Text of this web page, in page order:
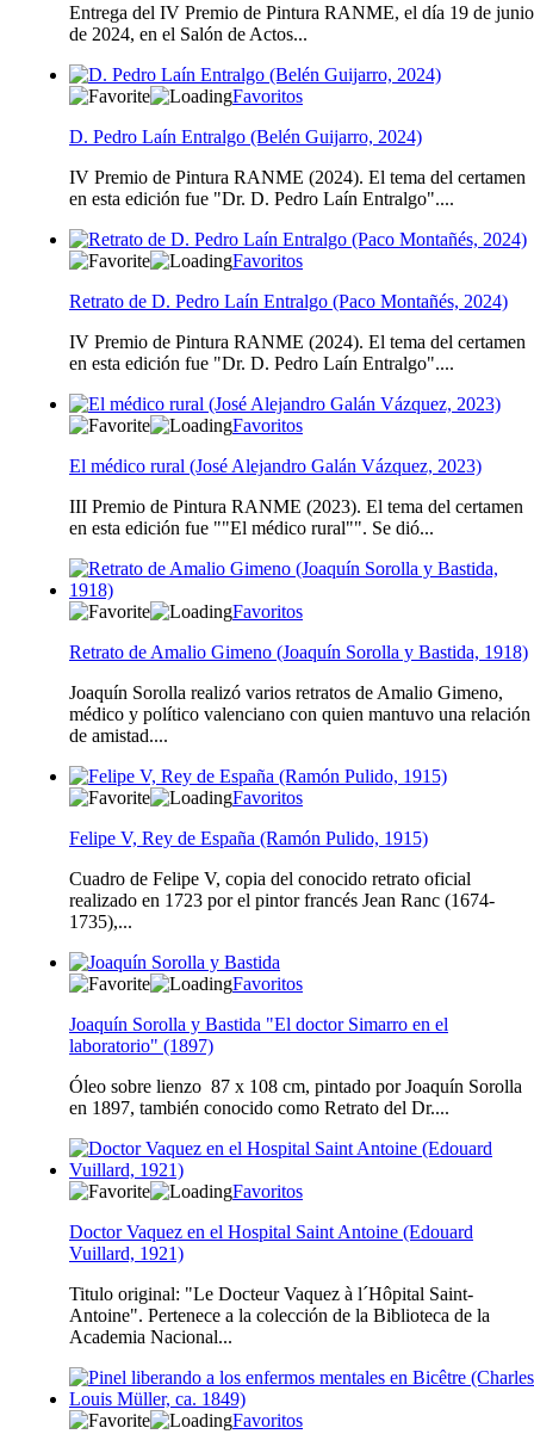
Entrega del IV Premio de Pintura RANME, el día 19 de junio
de 2024, en el Salón de Actos...
Favoritos
D. Pedro Laín Entralgo (Belén Guijarro, 2024)
IV Premio de Pintura RANME (2024). El tema del certamen
en esta edición fue "Dr. D. Pedro Laín Entralgo"....
Favoritos
Retrato de D. Pedro Laín Entralgo (Paco Montañés, 2024)
IV Premio de Pintura RANME (2024). El tema del certamen
en esta edición fue "Dr. D. Pedro Laín Entralgo"....
Favoritos
El médico rural (José Alejandro Galán Vázquez, 2023)
III Premio de Pintura RANME (2023). El tema del certamen
en esta edición fue ""El médico rural"". Se dió...
Favoritos
Retrato de Amalio Gimeno (Joaquín Sorolla y Bastida, 1918)
Joaquín Sorolla realizó varios retratos de Amalio Gimeno,
médico y político valenciano con quien mantuvo una relación
de amistad....
Favoritos
Felipe V, Rey de España (Ramón Pulido, 1915)
Cuadro de Felipe V, copia del conocido retrato oficial
realizado en 1723 por el pintor francés Jean Ranc (1674-
1735),...
Favoritos
Joaquín Sorolla y Bastida "El doctor Simarro en el
laboratorio" (1897)
Óleo sobre lienzo 87 x 108 cm, pintado por Joaquín Sorolla
en 1897, también conocido como Retrato del Dr....
Favoritos
Doctor Vaquez en el Hospital Saint Antoine (Edouard
Vuillard, 1921)
Titulo original: "Le Docteur Vaquez à l´Hôpital Saint-
Antoine". Pertenece a la colección de la Biblioteca de la
Academia Nacional...
Favoritos